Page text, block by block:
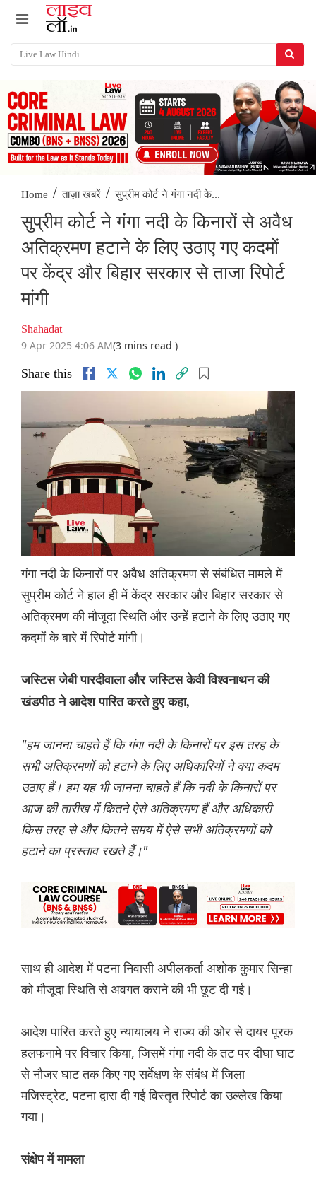
Home / ताज़ा खबरें / सुप्रीम कोर्ट ने गंगा नदी के...
सुप्रीम कोर्ट ने गंगा नदी के किनारों से अवैध
अतिक्रमण हटाने के लिए उठाए गए कदमों
पर केंद्र और बिहार सरकार से ताजा रिपोर्ट
मांगी
Shahadat
9 Apr 2025 4:06 AM(3 mins read )
Share this
गंगा नदी के किनारों पर अवैध अतिक्रमण से संबंधित मामले में
सुप्रीम कोर्ट ने हाल ही में केंद्र सरकार और बिहार सरकार से
अतिक्रमण की मौजूदा स्थिति और उन्हें हटाने के लिए उठाए गए
कदमों के बारे में रिपोर्ट मांगी।
जस्टिस जेबी पारदीवाला और जस्टिस केवी विश्वनाथन की
खंडपीठ ने आदेश पारित करते हुए कहा,
"हम जानना चाहते हैं कि गंगा नदी के किनारों पर इस तरह के
सभी अतिक्रमणों को हटाने के लिए अधिकारियों ने क्या कदम
उठाए हैं। हम यह भी जानना चाहते हैं कि नदी के किनारों पर
आज की तारीख में कितने ऐसे अतिक्रमण हैं और अधिकारी
किस तरह से और कितने समय में ऐसे सभी अतिक्रमणों को
हटाने का प्रस्ताव रखते हैं।"
साथ ही आदेश में पटना निवासी अपीलकर्ता अशोक कुमार सिन्हा
को मौजूदा स्थिति से अवगत कराने की भी छूट दी गई।
आदेश पारित करते हुए न्यायालय ने राज्य की ओर से दायर पूरक
हलफनामे पर विचार किया, जिसमें गंगा नदी के तट पर दीघा घाट
से नौजर घाट तक किए गए सर्वेक्षण के संबंध में जिला
मजिस्ट्रेट, पटना द्वारा दी गई विस्तृत रिपोर्ट का उल्लेख किया
गया।
संक्षेप में मामला